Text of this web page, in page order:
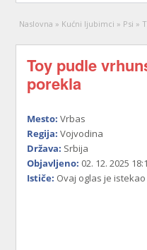
Naslovna » Kućni ljubimci » Psi »
Toy pudle
porekla
Mesto: Vrbas
Regija: Vojvodina
Država: Srbija
Objavljeno: 02. 12. 2025
Ističe: Ovaj oglas je istekao